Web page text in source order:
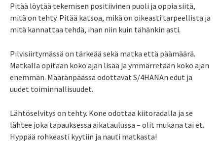
Pitää löytää tekemisen positiivinen puoli ja oppia siitä,
mitä on tehty. Pitää katsoa, mikä on oikeasti tarpeellista ja
mitä kannattaa tehdä, ihan niin kuin tähänkin asti.
Pilvisiirtymässä on tärkeää sekä matka että päämäärä.
Matkalla opitaan koko ajan lisää ja ymmärretään koko ajan
enemmän. Määränpäässä odottavat S/4HANAn edut ja
uudet toiminnallisuudet.
Lähtöselvitys on tehty. Kone odottaa kiitoradalla ja se
lähtee joka tapauksessa aikataulussa – olit mukana tai et.
Hyppää rohkeasti kyytiin ja nauti matkasta!